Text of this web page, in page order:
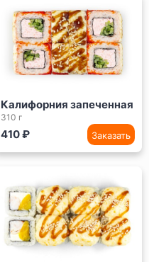
Калифорния запеченная
310 г
410 ₽ Заказать